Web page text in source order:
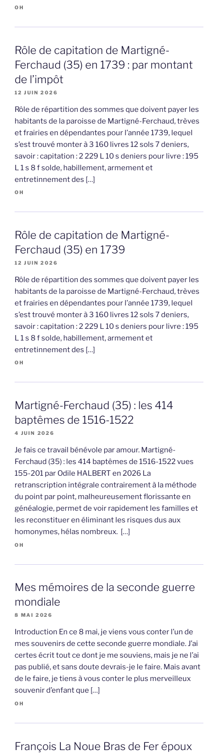
OH
Rôle de capitation de Martigné-
Ferchaud (35) en 1739 : par montant
de l’impôt
12 JUIN 2026
Rôle de répartition des sommes que doivent payer les
habitants de la paroisse de Martigné-Ferchaud, trèves
et frairies en dépendantes pour l’année 1739, lequel
s’est trouvé monter à 3 160 livres 12 sols 7 deniers,
savoir : capitation : 2 229 L 10 s deniers pour livre : 195
L 1 s 8 f solde, habillement, armement et
entretinnement des […]
OH
Rôle de capitation de Martigné-
Ferchaud (35) en 1739
12 JUIN 2026
Rôle de répartition des sommes que doivent payer les
habitants de la paroisse de Martigné-Ferchaud, trèves
et frairies en dépendantes pour l’année 1739, lequel
s’est trouvé monter à 3 160 livres 12 sols 7 deniers,
savoir : capitation : 2 229 L 10 s deniers pour livre : 195
L 1 s 8 f solde, habillement, armement et
entretinnement des […]
OH
Martigné-Ferchaud (35) : les 414
baptêmes de 1516-1522
4 JUIN 2026
Je fais ce travail bénévole par amour. Martigné-
Ferchaud (35) : les 414 baptêmes de 1516-1522 vues
155-201 par Odile HALBERT en 2026 La
retranscription intégrale contrairement à la méthode
du point par point, malheureusement florissante en
généalogie, permet de voir rapidement les familles et
les reconstituer en éliminant les risques dus aux
homonymes, hélas nombreux. […]
OH
Mes mémoires de la seconde guerre
mondiale
8 MAI 2026
Introduction En ce 8 mai, je viens vous conter l’un de
mes souvenirs de cette seconde guerre mondiale. J’ai
certes écrit tout ce dont je me souviens, mais je ne l’ai
pas publié, et sans doute devrais-je le faire. Mais avant
de le faire, je tiens à vous conter le plus merveilleux
souvenir d’enfant que […]
OH
François La Noue Bras de Fer époux